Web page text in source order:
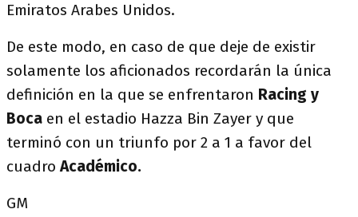
Emiratos Arabes Unidos.
De este modo, en caso de que deje de existir
solamente los aficionados recordarán la única
definición en la que se enfrentaron Racing y
Boca en el estadio Hazza Bin Zayer y que
terminó con un triunfo por 2 a 1 a favor del
cuadroAcadémico.
GM